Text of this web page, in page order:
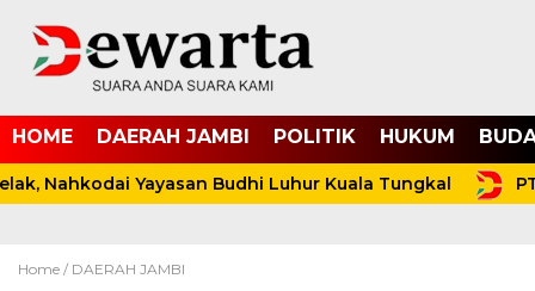
HOME DAERAH JAMBI POLITIK HUKUM
Nahkodai Yayasan Budhi Luhur Kuala Tungkal
Home / DAERAH JAMBI